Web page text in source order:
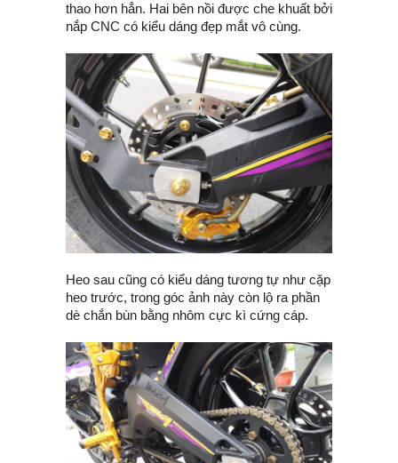
thao hơn hẳn. Hai bên nồi được che khuất bởi
nắp CNC có kiểu dáng đẹp mắt vô cùng.
Heo sau cũng có kiểu dáng tương tự như cặp
heo trước, trong góc ảnh này còn lộ ra phần
dè chắn bùn bằng nhôm cực kì cứng cáp.